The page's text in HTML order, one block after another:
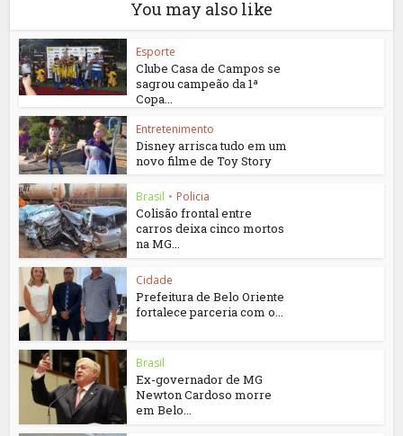
You may also like
Esporte
Clube Casa de Campos se
sagrou campeão da 1ª
Copa...
Entretenimento
Disney arrisca tudo em um
novo filme de Toy Story
Brasil • Policia
Colisão frontal entre
carros deixa cinco mortos
na MG...
Cidade
Prefeitura de Belo Oriente
fortalece parceria com o...
Brasil
Ex-governador de MG
Newton Cardoso morre
em Belo...